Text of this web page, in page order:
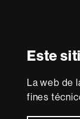
Este
La web de
fines